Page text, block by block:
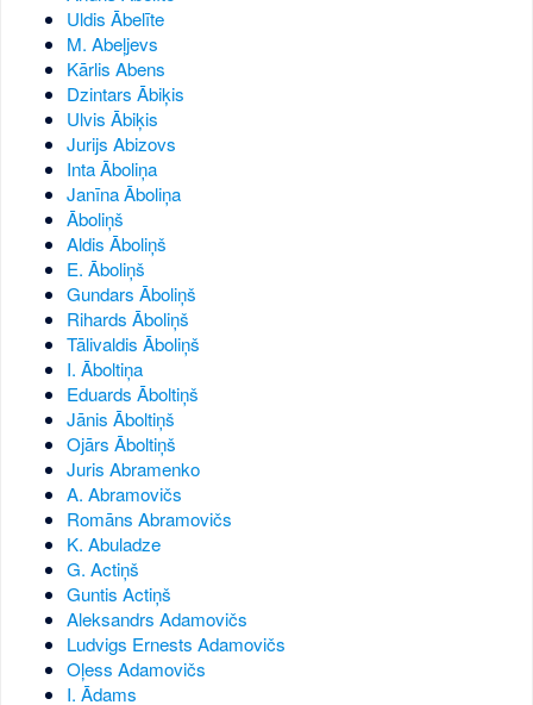
Uldis Ābelīte
M. Abeļjevs
Kārlis Abens
Dzintars Ābiķis
Ulvis Ābiķis
Jurijs Abizovs
Inta Āboliņa
Janīna Āboliņa
Āboliņš
Aldis Āboliņš
E. Āboliņš
Gundars Āboliņš
Rihards Āboliņš
Tālivaldis Āboliņš
I. Āboltiņa
Eduards Āboltiņš
Jānis Āboltiņš
Ojārs Āboltiņš
Juris Abramenko
A. Abramovičs
Romāns Abramovičs
K. Abuladze
G. Actiņš
Guntis Actiņš
Aleksandrs Adamovičs
Ludvigs Ernests Adamovičs
Oļess Adamovičs
I. Ādams